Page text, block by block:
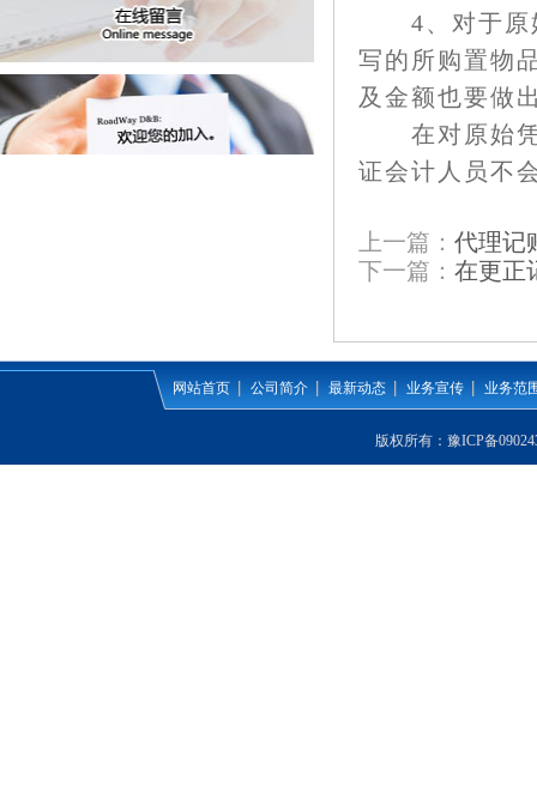
4、对于原始
写的所购置物
及金额也要做
在对原始凭
证会计人员不
上一篇： 代理记
下一篇： 在更正
网站首页 公司简介 最新动态 业务宣传 业务范
版权所有： 豫ICP备